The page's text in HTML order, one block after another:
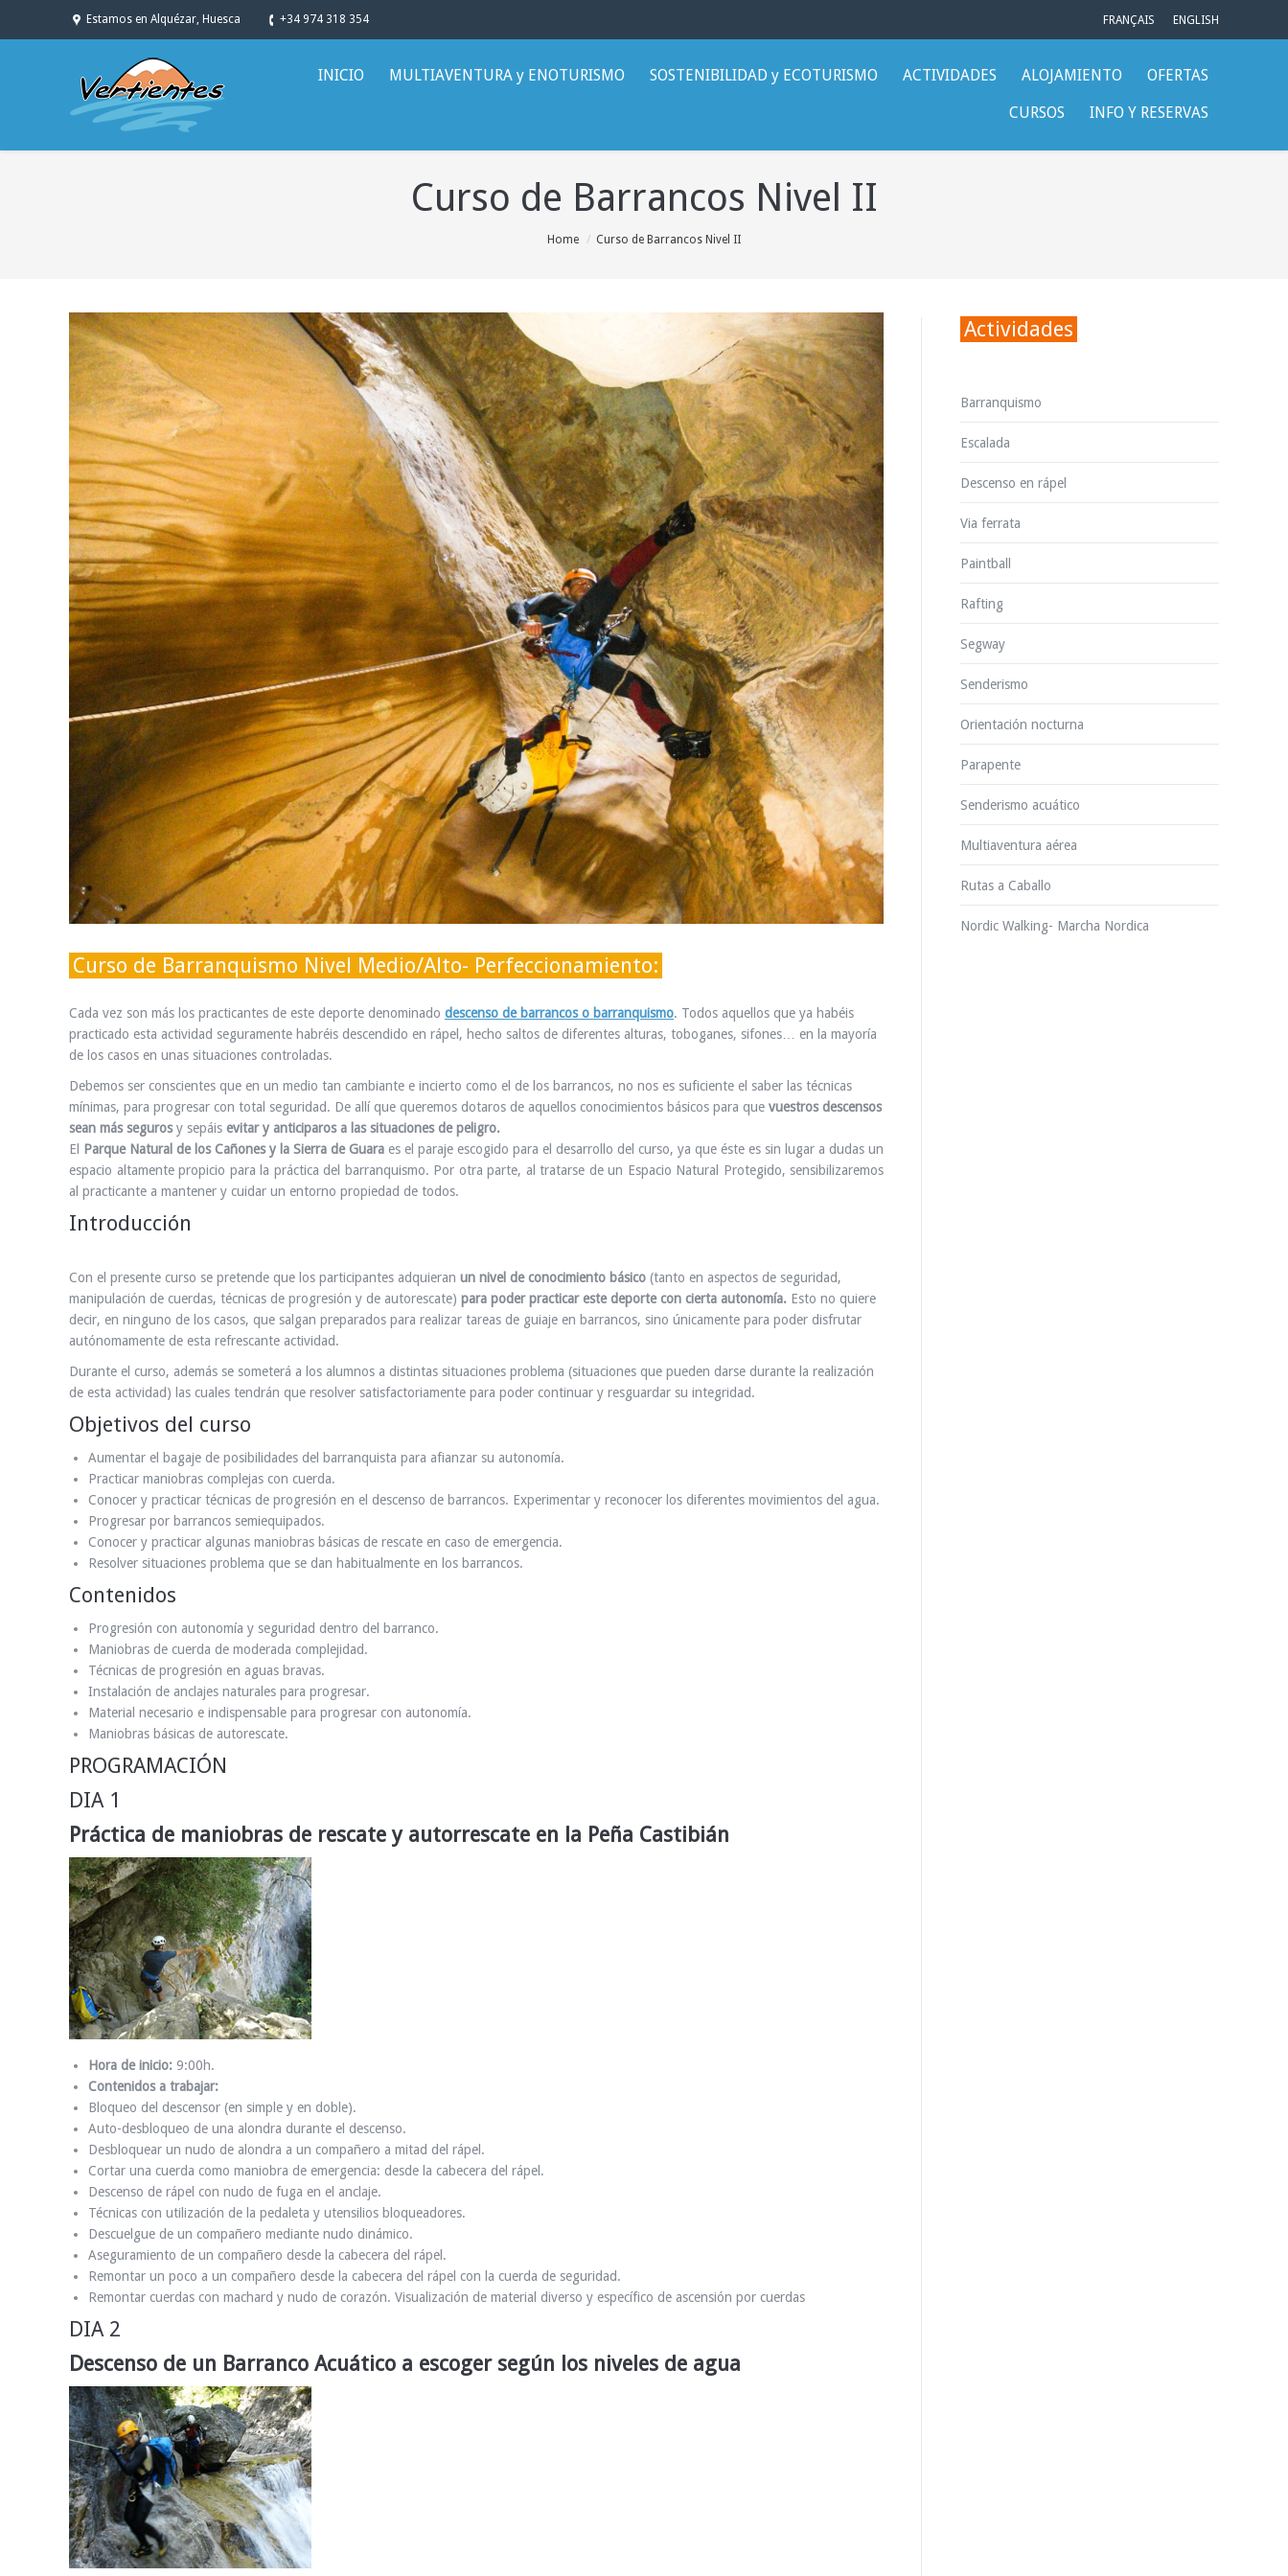
Estamos en Alquézar, Huesca +34 974 318 354 FRANÇAIS ENGLISH
INICIO MULTIAVENTURA y ENOTURISMO SOSTENIBILIDAD y ECOTURISMO ACTIVIDADES ALOJAMIENTO OFERTAS
CURSOS INFO Y RESERVAS
Curso de Barrancos Nivel II
Home Curso de Barrancos Nivel II
Curso de Barranquismo Nivel Medio/Alto- Perfeccionamiento:
Cada vez son más los practicantes de este deporte denominado descenso de barrancos o barranquismo. Todos aquellos que ya habéis
practicado esta actividad seguramente habréis descendido en rápel, hecho saltos de diferentes alturas, toboganes, sifones… en la mayoría
de los casos en unas situaciones controladas.
Debemos ser conscientes que en un medio tan cambiante e incierto como el de los barrancos, no nos es suficiente el saber las técnicas
mínimas, para progresar con total seguridad. De allí que queremos dotaros de aquellos conocimientos básicos para que vuestros descensos
sean más segurosy sepáis evitar y anticiparos a las situaciones de peligro.
El Parque Natural de los Cañones y la Sierra de Guara es el paraje escogido para el desarrollo del curso, ya que éste es sin lugar a dudas un
espacio altamente propicio para la práctica del barranquismo. Por otra parte, al tratarse de un Espacio Natural Protegido, sensibilizaremos
al practicante a mantener y cuidar un entorno propiedad de todos.
Introducción
Con el presente curso se pretende que los participantes adquieran un nivel de conocimiento básico (tanto en aspectos de seguridad,
manipulación de cuerdas, técnicas de progresión y de autorescate) para poder practicar este deporte con cierta autonomía. Esto no quiere
decir, en ninguno de los casos, que salgan preparados para realizar tareas de guiaje en barrancos, sino únicamente para poder disfrutar
autónomamente de esta refrescante actividad.
Durante el curso, además se someterá a los alumnos a distintas situaciones problema (situaciones que pueden darse durante la realización
de esta actividad) las cuales tendrán que resolver satisfactoriamente para poder continuar y resguardar su integridad.
Objetivos del curso
Aumentar el bagaje de posibilidades del barranquista para afianzar su autonomía.
Practicar maniobras complejas con cuerda.
Conocer y practicar técnicas de progresión en el descenso de barrancos. Experimentar y reconocer los diferentes movimientos del agua.
Progresar por barrancos semiequipados.
Conocer y practicar algunas maniobras básicas de rescate en caso de emergencia.
Resolver situaciones problema que se dan habitualmente en los barrancos.
Contenidos
Progresión con autonomía y seguridad dentro del barranco.
Maniobras de cuerda de moderada complejidad.
Técnicas de progresión en aguas bravas.
Instalación de anclajes naturales para progresar.
Material necesario e indispensable para progresar con autonomía.
Maniobras básicas de autorescate.
PROGRAMACIÓN
DIA 1
Práctica de maniobras de rescate y autorrescate en la Peña Castibián
Hora de inicio: 9:00h.
Contenidos a trabajar:
Bloqueo del descensor (en simple y en doble).
Auto-desbloqueo de una alondra durante el descenso.
Desbloquear un nudo de alondra a un compañero a mitad del rápel.
Cortar una cuerda como maniobra de emergencia: desde la cabecera del rápel.
Descenso de rápel con nudo de fuga en el anclaje.
Técnicas con utilización de la pedaleta y utensilios bloqueadores.
Descuelgue de un compañero mediante nudo dinámico.
Aseguramiento de un compañero desde la cabecera del rápel.
Remontar un poco a un compañero desde la cabecera del rápel con la cuerda de seguridad.
Remontar cuerdas con machard y nudo de corazón. Visualización de material diverso y específico de ascensión por cuerdas
DIA 2
Descenso de un Barranco Acuático a escoger según los niveles de agua
Actividades
Barranquismo
Escalada
Descenso en rápel
Via ferrata
Paintball
Rafting
Segway
Senderismo
Orientación nocturna
Parapente
Senderismo acuático
Multiaventura aérea
Rutas a Caballo
Nordic Walking- Marcha Nordica